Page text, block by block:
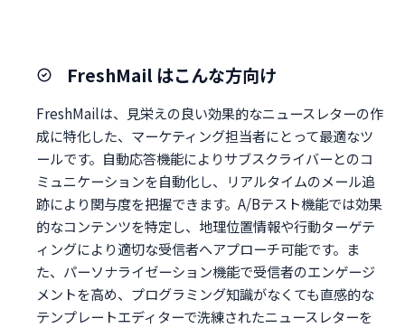
FreshMail はこんな方向け
FreshMailは、見栄えの良い効果的なニュースレターの作
成に特化した、マーケティング担当者にとって最適なツ
ールです。自動応答機能によりサブスクライバーとのコ
ミュニケーションを自動化し、リアルタイムのメール追
跡により関与度を把握できます。A/Bテスト機能では効果
的なコンテンツを特定し、地理位置情報や行動ターゲテ
ィングにより適切な受信者へアプローチ可能です。ま
た、パーソナライゼーション機能で受信者のエンゲージ
メントを高め、プログラミング知識がなくても直感的な
テンプレートエディターで洗練されたニュースレターを